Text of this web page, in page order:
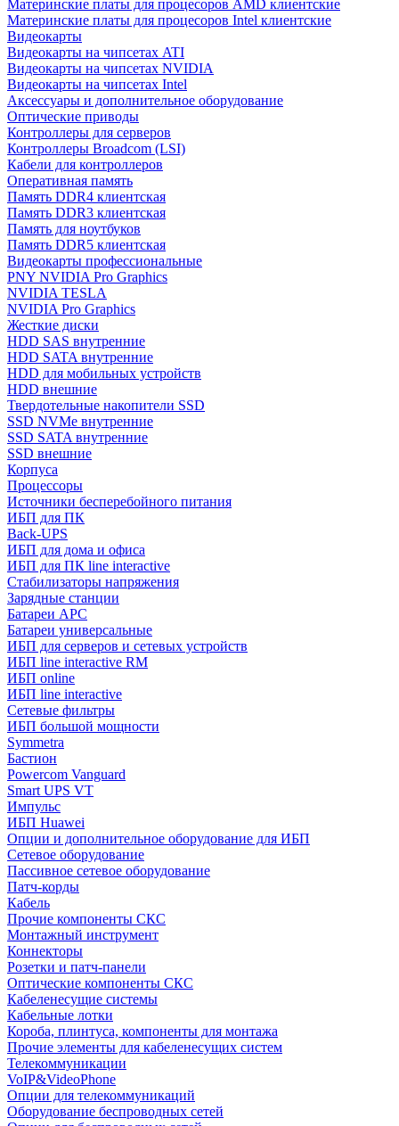
Материнские платы для процесоров AMD клиентские
Материнские платы для процесоров Intel клиентские
Видеокарты
Видеокарты на чипсетах ATI
Видеокарты на чипсетах NVIDIA
Видеокарты на чипсетах Intel
Аксессуары и дополнительное оборудование
Оптические приводы
Контроллеры для серверов
Контроллеры Broadcom (LSI)
Кабели для контроллеров
Оперативная память
Память DDR4 клиентская
Память DDR3 клиентская
Память для ноутбуков
Память DDR5 клиентская
Видеокарты профессиональные
PNY NVIDIA Pro Graphics
NVIDIA TESLA
NVIDIA Pro Graphics
Жесткие диски
HDD SAS внутренние
HDD SATA внутренние
HDD для мобильных устройств
HDD внешние
Твердотельные накопители SSD
SSD NVMe внутренние
SSD SATA внутренние
SSD внешние
Корпуса
Процессоры
Источники бесперебойного питания
ИБП для ПК
Back-UPS
ИБП для дома и офиса
ИБП для ПК linе interactive
Стабилизаторы напряжения
Зарядные станции
Батареи APC
Батареи универсальные
ИБП для серверов и сетевых устройств
ИБП line interactive RM
ИБП online
ИБП linе interactive
Сетевые фильтры
ИБП большой мощности
Symmetra
Бастион
Powercom Vanguard
Smart UPS VT
Импульс
ИБП Huawei
Опции и дополнительное оборудование для ИБП
Сетевое оборудование
Пассивное сетевое оборудование
Патч-корды
Кабель
Прочие компоненты СКС
Монтажный инструмент
Коннекторы
Розетки и патч-панели
Оптические компоненты СКС
Кабеленесущие системы
Кабельные лотки
Короба, плинтуса, компоненты для монтажа
Прочие элементы для кабеленесущих систем
Телекоммуникации
VoIP&VideoPhone
Опции для телекоммуникаций
Оборудование беспроводных сетей